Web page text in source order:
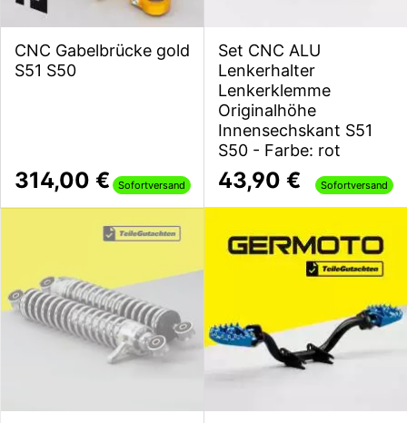
CNC Gabelbrücke gold
S51 S50
314,00 € Sofortversand
Set CNC ALU
Lenkerhalter
Lenkerklemme
Originalhöhe
Innensechskant S51
S50 - Farbe: rot
43,90 € Sofortversand